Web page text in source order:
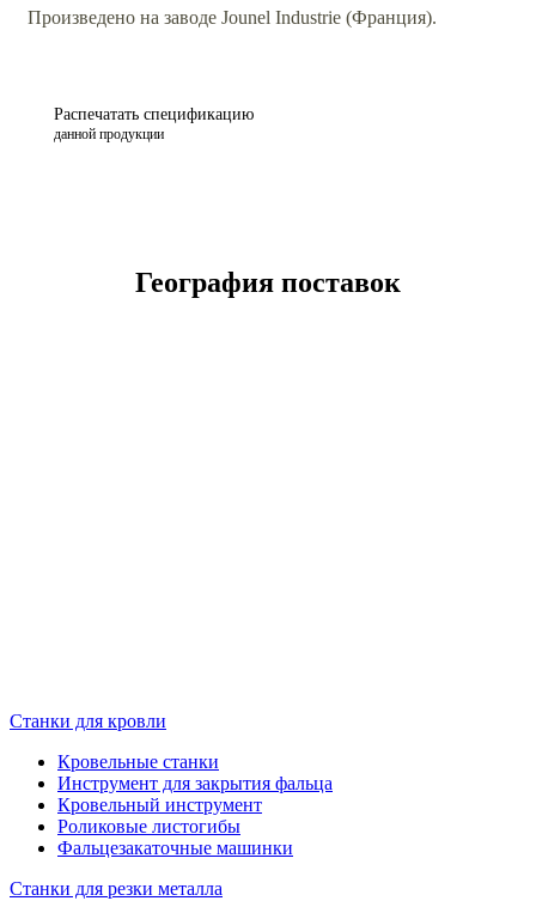
Произведено на заводе Jounel Industrie (Франция).
Распечатать спецификацию
данной продукции
География поставок
Станки для кровли
Кровельные станки
Инструмент для закрытия фальца
Кровельный инструмент
Роликовые листогибы
Фальцезакаточные машинки
Станки для резки металла